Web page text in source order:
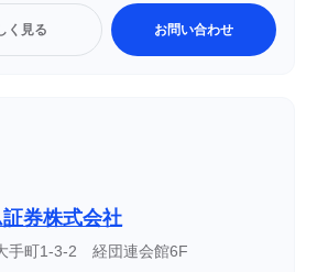
く見る お問い合わせ
券株式会社
手町1-3-2 経団連会館6F